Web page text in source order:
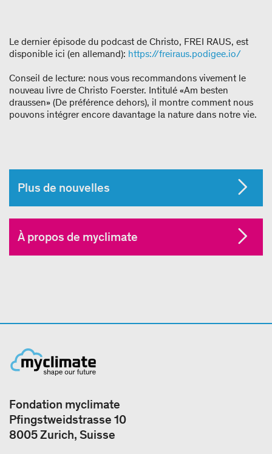
Le dernier épisode du podcast de Christo, FREI RAUS, est
disponible ici (en allemand): https://freiraus.podigee.io/
Conseil de lecture: nous vous recommandons vivement le
nouveau livre de Christo Foerster. Intitulé «Am besten
draussen» (De préférence dehors), il montre comment nous
pouvons intégrer encore davantage la nature dans notre vie.
Plus de nouvelles
À propos de myclimate
Fondation myclimate
Pfingstweidstrasse 10
8005 Zurich, Suisse